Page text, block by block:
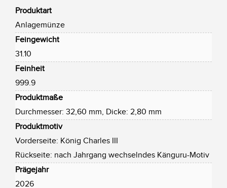
Produktart
Anlagemünze
Feingewicht
31.10
Feinheit
999.9
Produktmaße
Durchmesser: 32,60 mm, Dicke: 2,80 mm
Produktmotiv
Vorderseite: König Charles III
Rückseite: nach Jahrgang wechselndes Känguru-Motiv
Prägejahr
2026